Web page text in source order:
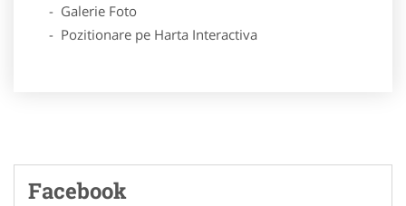
- Galerie Foto
- Pozitionare pe Harta Interactiva
Facebook